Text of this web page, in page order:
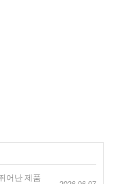
어난 제품